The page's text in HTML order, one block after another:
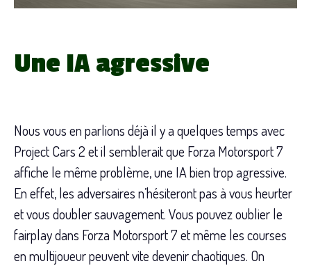
Une IA agressive
Nous vous en parlions déjà il y a quelques temps avec
Project Cars 2 et il semblerait que Forza Motorsport 7
affiche le même problème, une IA bien trop agressive.
En effet, les adversaires n’hésiteront pas à vous heurter
et vous doubler sauvagement. Vous pouvez oublier le
fairplay dans Forza Motorsport 7 et même les courses
en multijoueur peuvent vite devenir chaotiques. On